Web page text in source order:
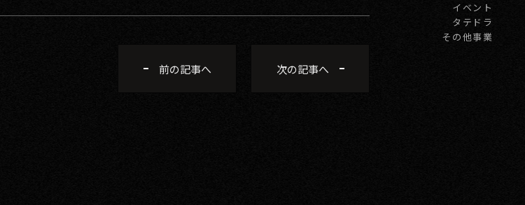
イベント
タテドラ
その他事業
前の記事へ 次の記事へ